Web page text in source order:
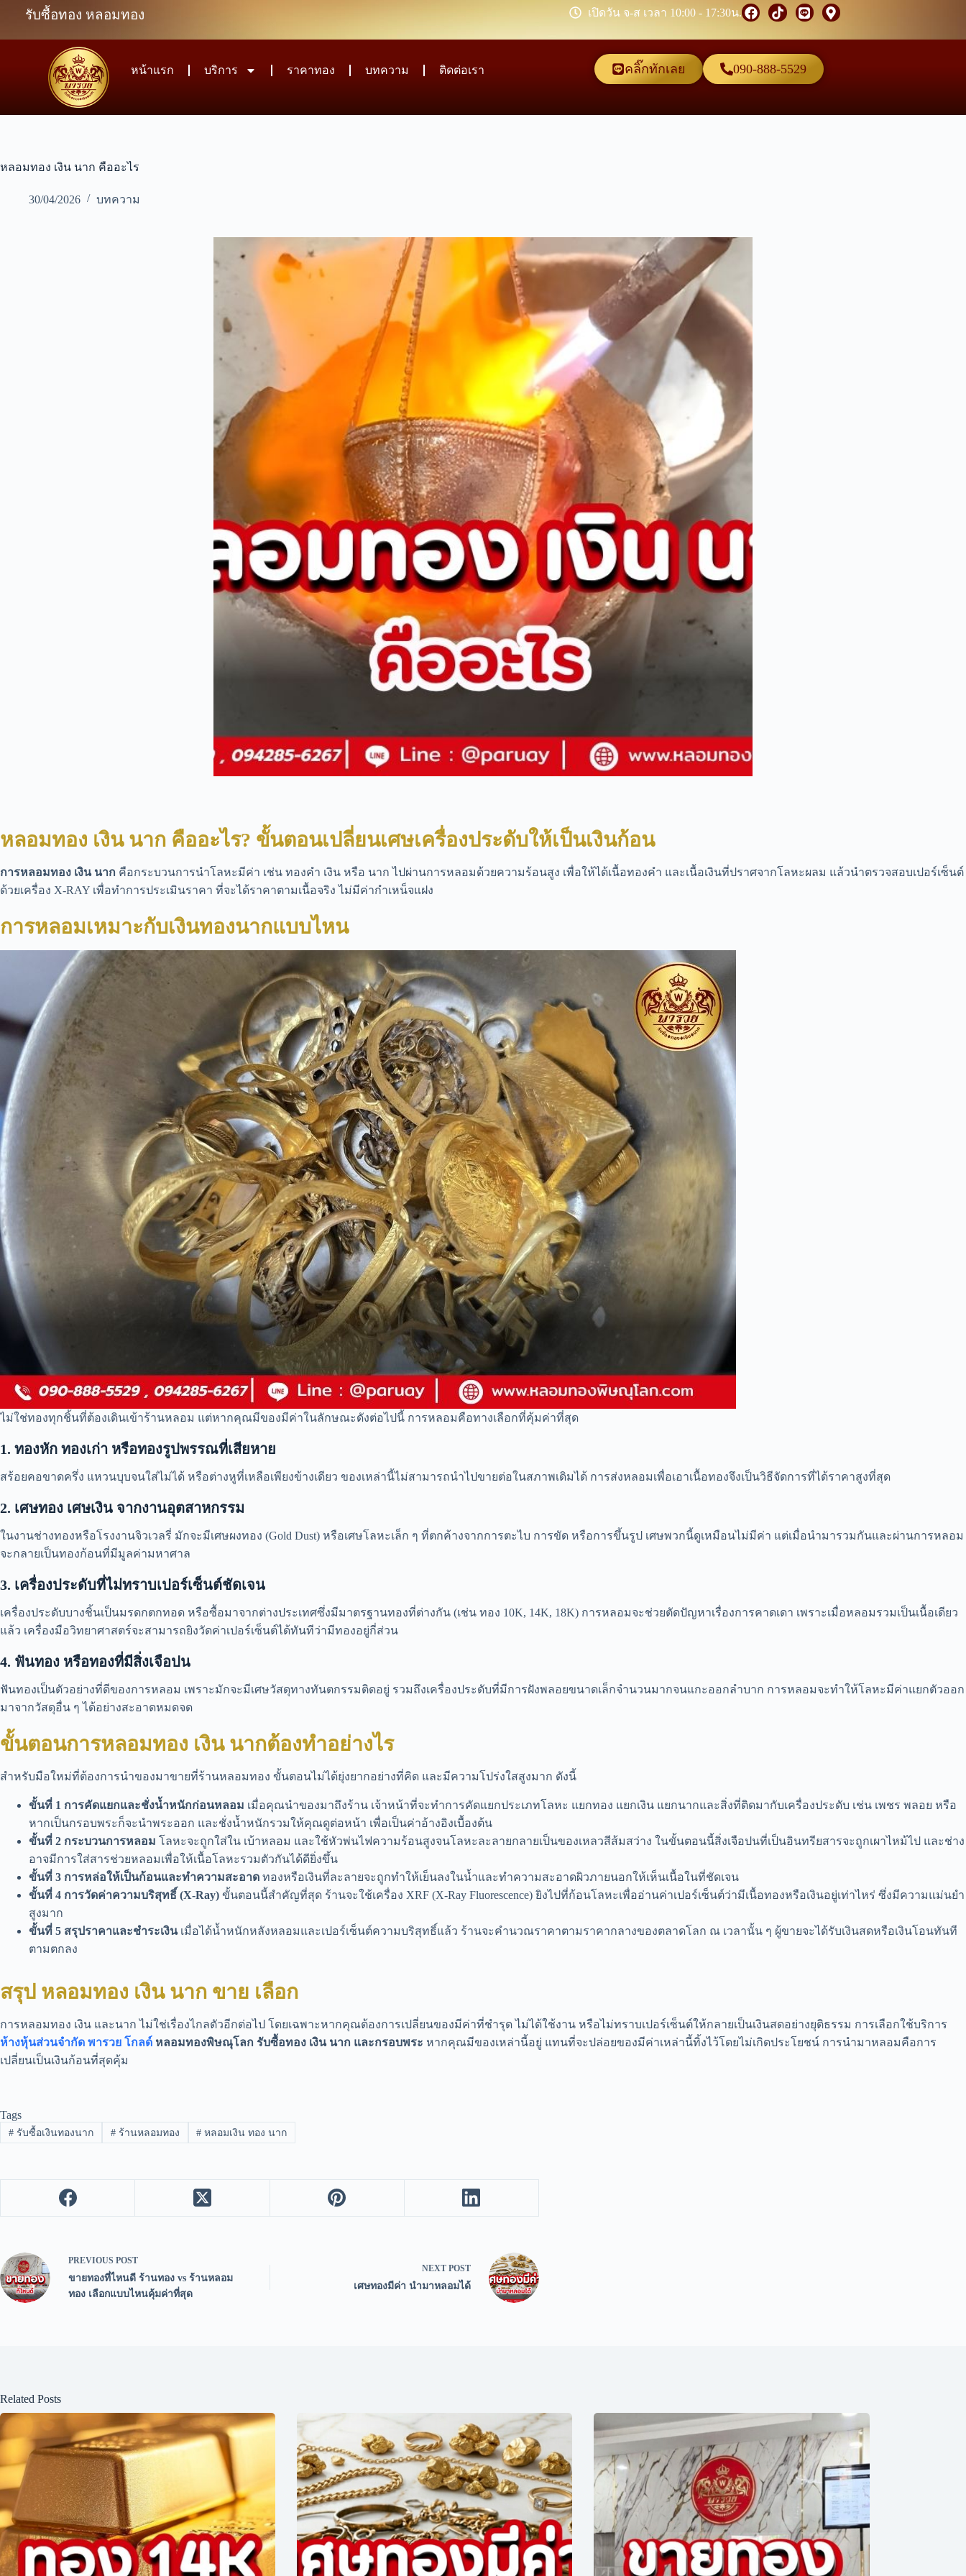
รับซื้อทอง หลอมทอง เปิดวัน จ-ส เวลา 10:00 - 17:30น.
หน้าแรก บริการ ราคาทอง บทความ ติดต่อเรา คลิ๊กทักเลย 090-888-5529
หลอมทอง เงิน นาก คืออะไร
30/04/2026 บทความ
หลอมทอง เงิน นาก คืออะไร? ขั้นตอนเปลี่ยนเศษเครื่องประดับให้เป็นเงินก้อน
การหลอมทอง เงิน นาก คือกระบวนการนำโลหะมีค่า เช่น ทองคำ เงิน หรือ นาก ไปผ่านการหลอมด้วยความร้อนสูง เพื่อให้ได้เนื้อทองคำ และเนื้อเงินที่ปราศจากโลหะผลม แล้วนำตรวจสอบเปอร์เซ็นต์
ด้วยเครื่อง X-RAY เพื่อทำการประเมินราคา ที่จะได้ราคาตามเนื้อจริง ไม่มีค่ากำเหน็จแฝง
การหลอมเหมาะกับเงินทองนากแบบไหน
ไม่ใช่ทองทุกชิ้นที่ต้องเดินเข้าร้านหลอม แต่หากคุณมีของมีค่าในลักษณะดังต่อไปนี้ การหลอมคือทางเลือกที่คุ้มค่าที่สุด
1. ทองหัก ทองเก่า หรือทองรูปพรรณที่เสียหาย
สร้อยคอขาดครึ่ง แหวนบุบจนใส่ไม่ได้ หรือต่างหูที่เหลือเพียงข้างเดียว ของเหล่านี้ไม่สามารถนำไปขายต่อในสภาพเดิมได้ การส่งหลอมเพื่อเอาเนื้อทองจึงเป็นวิธีจัดการที่ได้ราคาสูงที่สุด
2. เศษทอง เศษเงิน จากงานอุตสาหกรรม
ในงานช่างทองหรือโรงงานจิวเวลรี่ มักจะมีเศษผงทอง (Gold Dust) หรือเศษโลหะเล็ก ๆ ที่ตกค้างจากการตะไบ การขัด หรือการขึ้นรูป เศษพวกนี้ดูเหมือนไม่มีค่า แต่เมื่อนำมารวมกันและผ่านการหลอม
จะกลายเป็นทองก้อนที่มีมูลค่ามหาศาล
3. เครื่องประดับที่ไม่ทราบเปอร์เซ็นต์ชัดเจน
เครื่องประดับบางชิ้นเป็นมรดกตกทอด หรือซื้อมาจากต่างประเทศซึ่งมีมาตรฐานทองที่ต่างกัน (เช่น ทอง 10K, 14K, 18K) การหลอมจะช่วยตัดปัญหาเรื่องการคาดเดา เพราะเมื่อหลอมรวมเป็นเนื้อเดียว
แล้ว เครื่องมือวิทยาศาสตร์จะสามารถยิงวัดค่าเปอร์เซ็นต์ได้ทันทีว่ามีทองอยู่กี่ส่วน
4. ฟันทอง หรือทองที่มีสิ่งเจือปน
ฟันทองเป็นตัวอย่างที่ดีของการหลอม เพราะมักจะมีเศษวัสดุทางทันตกรรมติดอยู่ รวมถึงเครื่องประดับที่มีการฝังพลอยขนาดเล็กจำนวนมากจนแกะออกลำบาก การหลอมจะทำให้โลหะมีค่าแยกตัวออก
มาจากวัสดุอื่น ๆ ได้อย่างสะอาดหมดจด
ขั้นตอนการหลอมทอง เงิน นากต้องทำอย่างไร
สำหรับมือใหม่ที่ต้องการนำของมาขายที่ร้านหลอมทอง ขั้นตอนไม่ได้ยุ่งยากอย่างที่คิด และมีความโปร่งใสสูงมาก ดังนี้
ขั้นที่ 1 การคัดแยกและชั่งน้ำหนักก่อนหลอม เมื่อคุณนำของมาถึงร้าน เจ้าหน้าที่จะทำการคัดแยกประเภทโลหะ แยกทอง แยกเงิน แยกนากและสิ่งที่ติดมากับเครื่องประดับ เช่น เพชร พลอย หรือ
หากเป็นกรอบพระก็จะนำพระออก และชั่งน้ำหนักรวมให้คุณดูต่อหน้า เพื่อเป็นค่าอ้างอิงเบื้องต้น
ขั้นที่ 2 กระบวนการหลอม โลหะจะถูกใส่ใน เบ้าหลอม และใช้หัวพ่นไฟความร้อนสูงจนโลหะละลายกลายเป็นของเหลวสีส้มสว่าง ในขั้นตอนนี้สิ่งเจือปนที่เป็นอินทรียสารจะถูกเผาไหม้ไป และช่าง
อาจมีการใส่สารช่วยหลอมเพื่อให้เนื้อโลหะรวมตัวกันได้ดียิ่งขึ้น
ขั้นที่ 3 การหล่อให้เป็นก้อนและทำความสะอาด ทองหรือเงินที่ละลายจะถูกทำให้เย็นลงในน้ำและทำความสะอาดผิวภายนอกให้เห็นเนื้อในที่ชัดเจน
ขั้นที่ 4 การวัดค่าความบริสุทธิ์ (X-Ray) ขั้นตอนนี้สำคัญที่สุด ร้านจะใช้เครื่อง XRF (X-Ray Fluorescence) ยิงไปที่ก้อนโลหะเพื่ออ่านค่าเปอร์เซ็นต์ว่ามีเนื้อทองหรือเงินอยู่เท่าไหร่ ซึ่งมีความแม่นยำ
สูงมาก
ขั้นที่ 5 สรุปราคาและชำระเงินเมื่อได้น้ำหนักหลังหลอมและเปอร์เซ็นต์ความบริสุทธิ์แล้ว ร้านจะคำนวณราคาตามราคากลางของตลาดโลก ณ เวลานั้น ๆ ผู้ขายจะได้รับเงินสดหรือเงินโอนทันที
ตามตกลง
สรุป หลอมทอง เงิน นาก ขาย เลือก
การหลอมทอง เงิน และนาก ไม่ใช่เรื่องไกลตัวอีกต่อไป โดยเฉพาะหากคุณต้องการเปลี่ยนของมีค่าที่ชำรุด ไม่ได้ใช้งาน หรือไม่ทราบเปอร์เซ็นต์ให้กลายเป็นเงินสดอย่างยุติธรรม การเลือกใช้บริการ
ห้างหุ้นส่วนจำกัด พารวย โกลด์ หลอมทองพิษณุโลก รับซื้อทอง เงิน นาก และกรอบพระ หากคุณมีของเหล่านี้อยู่ แทนที่จะปล่อยของมีค่าเหล่านี้ทิ้งไว้โดยไม่เกิดประโยชน์ การนำมาหลอมคือการ
เปลี่ยนเป็นเงินก้อนที่สุดคุ้ม
Tags
#รับซื้อเงินทองนาก #ร้านหลอมทอง # หลอมเงิน ทอง นาก
PREVIOUS POST
ขายทองที่ไหนดี ร้านทอง vs ร้านหลอม
ทอง เลือกแบบไหนคุ้มค่าที่สุด
NEXT POST
เศษทองมีค่า นำมาหลอมได้
Related Posts